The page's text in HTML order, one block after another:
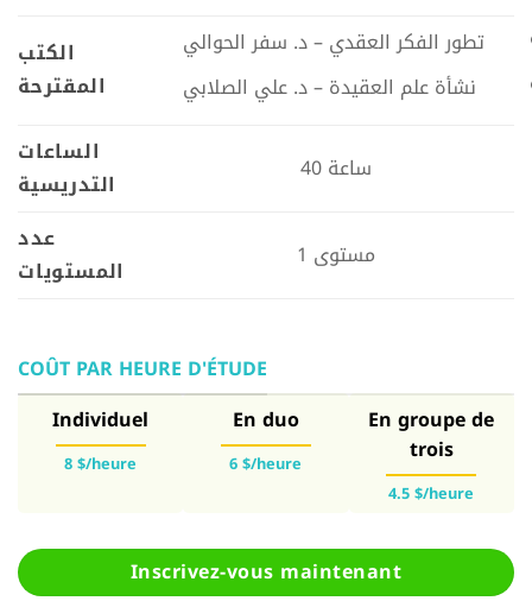
الكتب
المقترحة
تطور الفكر العقدي – د. سفر الحوالي
نشأة علم العقيدة – د. علي الصلابي
الساعات
التدريسية
40 ساعة
عدد
المستويات
1 مستوى
COÛT PAR HEURE D'ÉTUDE
Individuel
8 $/heure
En duo
6 $/heure
En groupe de
trois
4.5 $/heure
Inscrivez-vous maintenant